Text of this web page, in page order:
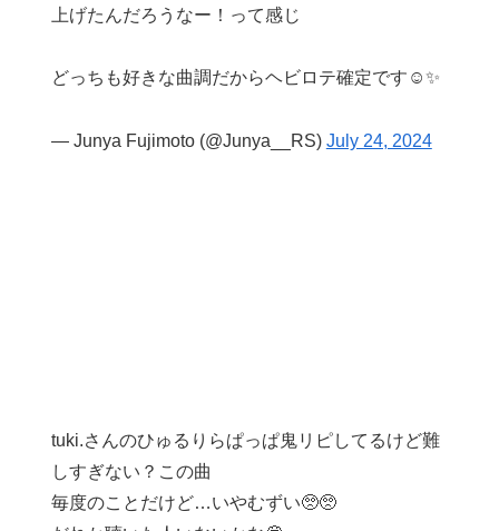
上げたんだろうなー！って感じ
どっちも好きな曲調だからヘビロテ確定です☺️✨
— Junya Fujimoto (@Junya__RS) July 24, 2024
tuki.さんのひゅるりらぱっぱ鬼リピしてるけど難
しすぎない？この曲
毎度のことだけど…いやむずい🥺🥺